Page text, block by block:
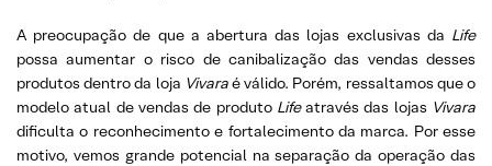
A preocupação de que a abertura das lojas exclusivas da Life
possa aumentar o risco de canibalização das vendas desses
produtos dentro da loja Vivaraé válido. Porém, ressaltamos que o
modelo atual de vendas de produto Lifeatravés das lojas Vivara
dificulta o reconhecimento e fortalecimento da marca. Por esse
motivo, vemos grande potencial na separação da operação das